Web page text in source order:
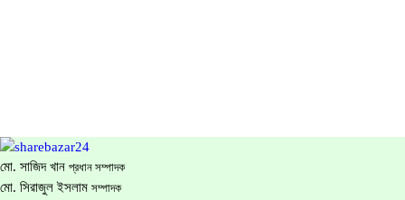
মো. সাজিদ খান প্রধান সম্পাদক
মো. সিরাজুল ইসলাম সম্পাদক